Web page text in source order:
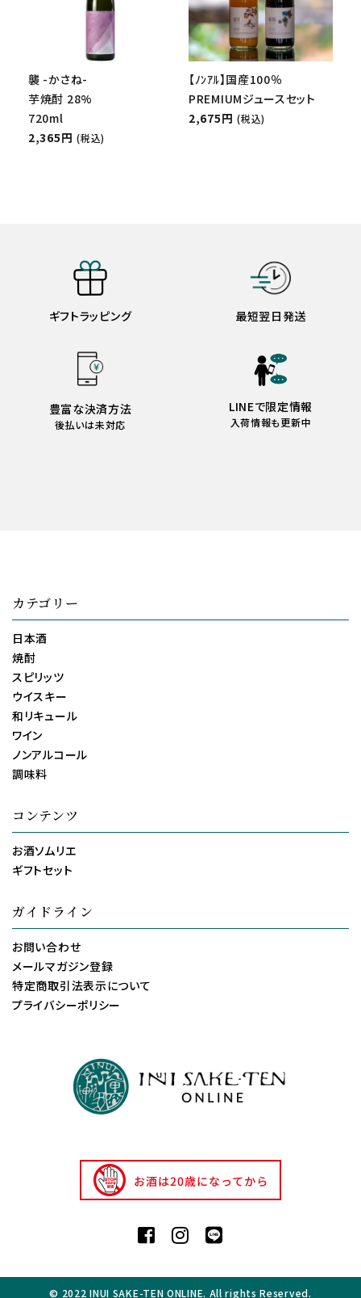
襲 -かさね-
芋焼酎 28%
720ml
2,365円 (税込)
【ﾉﾝｱﾙ】国産100％
PREMIUMジュースセット
2,675円 (税込)
ギフトラッピング 最短翌日発送
豊富な決済方法
後払いは未対応
LINEで限定情報
入荷情報も更新中
カテゴリー
日本酒
焼酎
スピリッツ
ウイスキー
和リキュール
ワイン
ノンアルコール
調味料
コンテンツ
お酒ソムリエ
ギフトセット
ガイドライン
お問い合わせ
メールマガジン登録
特定商取引法表示について
プライバシーポリシー
© 2022 INUI SAKE-TEN ONLINE. All rights Reserved.